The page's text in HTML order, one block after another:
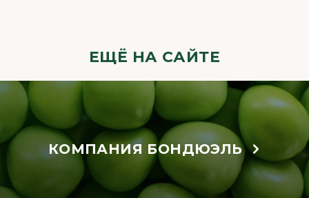
ЕЩЁ НА САЙТЕ
КОМПАНИЯ БОНДЮЭЛЬ